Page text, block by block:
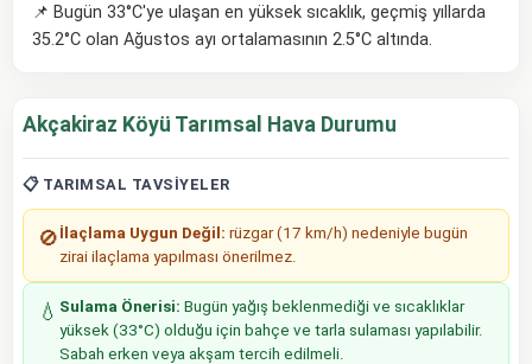
📌 Bugün 33°C'ye ulaşan en yüksek sıcaklık, geçmiş yıllarda
35.2°C olan Ağustos ayı ortalamasının 2.5°C altında.
Akçakiraz Köyü Tarımsal Hava Durumu
📋 TARIMSAL TAVSIYELER
🚫 İlaçlama Uygun Değil: rüzgar (17 km/h) nedeniyle bugün
zirai ilaçlama yapılması önerilmez.
💧 Sulama Önerisi: Bugün yağış beklenmediği ve sıcaklıklar
yüksek (33°C) olduğu için bahçe ve tarla sulaması yapılabilir.
Sabah erken veya akşam tercih edilmeli.